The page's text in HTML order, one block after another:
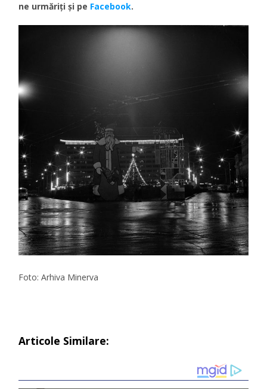
ne urmăriţi şi pe Facebook.
Foto: Arhiva Minerva
Articole Similare: